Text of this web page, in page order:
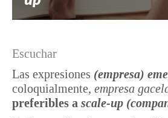
Escuchar
Las expresiones (empresa)
coloquialmente, empresa
preferibles a scale-up